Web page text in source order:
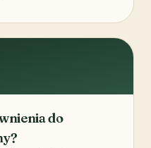
do